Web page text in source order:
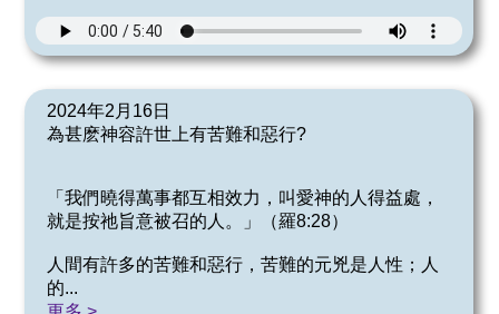
2024年2月16日
為甚麽神容許世上有苦難和惡行?
「我們曉得萬事都互相效力，叫愛神的人得益處，
就是按祂旨意被召的人。」（羅8:28）
人間有許多的苦難和惡行，苦難的元兇是人性；人
的...